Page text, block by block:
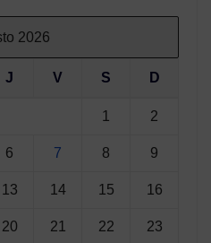
2026
J V S D
1 2
6 7 8 9
13 14 15 16
20 21 22 23